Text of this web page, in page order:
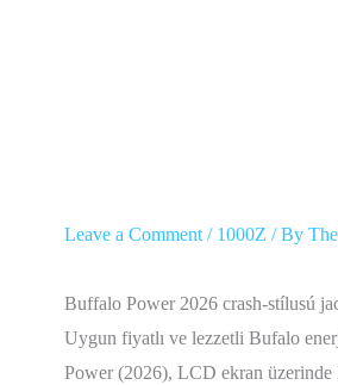
Leave a Comment / 1000Z / By
Buffalo Power 2026 crash‑stílusú
Uygun fiyatlı ve lezzetli Bufalo
Power (2026), LCD ekran üzerinde